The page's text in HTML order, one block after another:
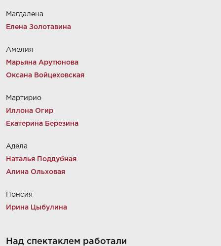
Магдалена
Елена Золотавина
Амелия
Марьяна Арутюнова
Оксана Войцеховская
Мартирио
Иллона Огир
Екатерина Березина
Адела
Наталья Поддубная
Алина Ольховая
Понсия
Ирина Цыбулина
Над спектаклем работали